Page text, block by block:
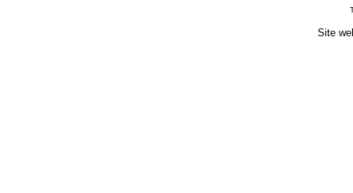
Site